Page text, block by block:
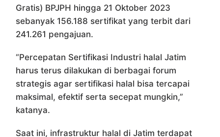
Gratis) BPJPH hingga 21 Oktober 2023
sebanyak 156.188 sertifikat yang terbit dari
241.261 pengajuan.
“Percepatan Sertifikasi Industri halal Jatim
harus terus dilakukan di berbagai forum
strategis agar sertifikasi halal bisa tercapai
maksimal, efektif serta secepat mungkin,”
katanya.
Saat ini, infrastruktur halal di Jatim terdapat